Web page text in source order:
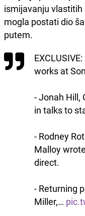
ismijavanju vlastitih
mogla postati dio
putem.
works at
- Jonah Hill,
in talks to
- Rodney
Malloy
direct.
- Returning
Miller,…